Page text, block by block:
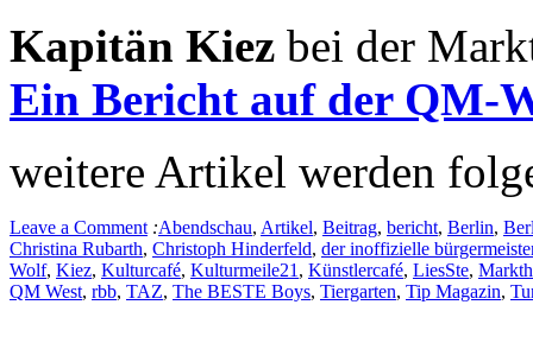
Kapitän Kiez bei der
Ein Bericht auf der QM-
weitere Artikel werden
Leave a Comment :Abendschau, Artikel, Beitrag, bericht, Berlin,
Christina Rubarth, Christoph Hinderfeld, der inoffizielle
Wolf, Kiez, Kulturcafé, Kulturmeile21 , Künstlercafé, LiesSte,
QM West, rbb, TAZ, The BESTE Boys, Tiergarten, Tip Magazin,